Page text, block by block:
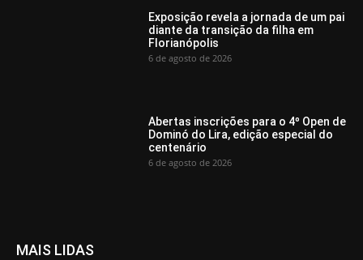
Exposição revela a jornada de um pai
diante da transição da filha em
Florianópolis
6 de agosto de 2026
Abertas inscrições para o 4º Open de
Dominó do Lira, edição especial do
centenário
6 de agosto de 2026
MAIS LIDAS